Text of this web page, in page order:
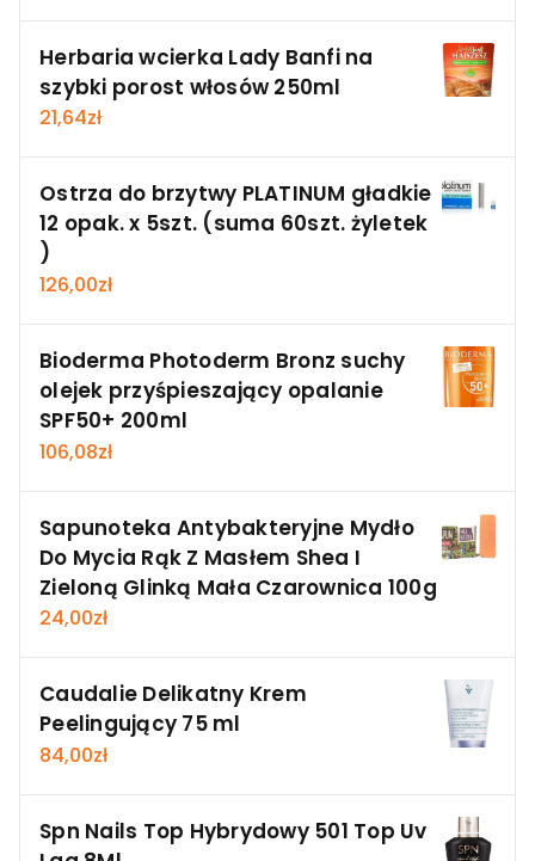
Herbaria wcierka Lady Banfi na
szybki porost włosów 250ml
21,64zł
Ostrza do brzytwy PLATINUM gładkie
12 opak. x 5szt. (suma 60szt. żyletek
)
126,00zł
Bioderma Photoderm Bronz suchy
olejek przyśpieszający opalanie
SPF50+ 200ml
106,08zł
Sapunoteka Antybakteryjne Mydło
Do Mycia Rąk Z Masłem Shea I
Zieloną Glinką Mała Czarownica 100g
24,00zł
Caudalie Delikatny Krem
Peelingujący 75 ml
84,00zł
Spn Nails Top Hybrydowy 501 Top Uv